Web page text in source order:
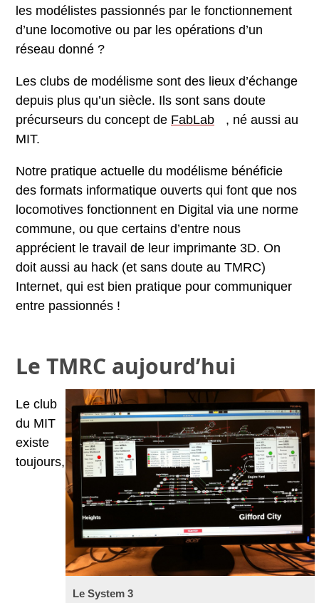
les modélistes passionnés par le fonctionnement
d’une locomotive ou par les opérations d’un
réseau donné ?
Les clubs de modélisme sont des lieux d’échange
depuis plus qu’un siècle. Ils sont sans doute
précurseurs du concept de FabLab
, né aussi au
MIT.
Notre pratique actuelle du modélisme bénéficie
des formats informatique ouverts qui font que nos
locomotives fonctionnent en Digital via une norme
commune, ou que certains d’entre nous
apprécient le travail de leur imprimante 3D. On
doit aussi au hack (et sans doute au TMRC)
Internet, qui est bien pratique pour communiquer
entre passionnés !
Le TMRC aujourd’hui
Le System 3
Le club
du MIT
existe
toujours,